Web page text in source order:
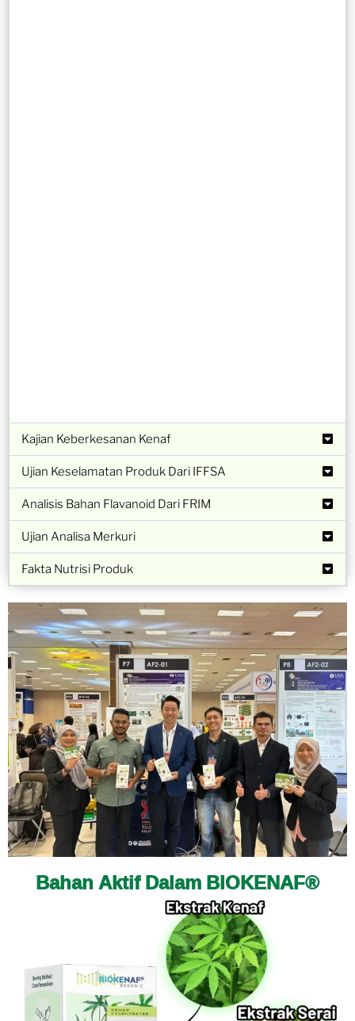
Kajian Keberkesanan Kenaf
Ujian Keselamatan Produk Dari IFFSA
Analisis Bahan Flavanoid Dari FRIM
Ujian Analisa Merkuri
Fakta Nutrisi Produk
Bahan Aktif Dalam BIOKENAF®